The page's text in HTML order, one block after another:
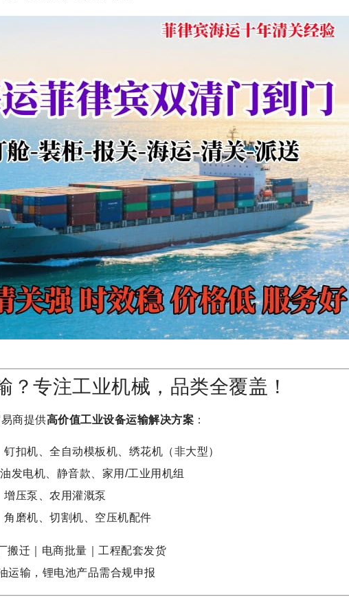
？专注工业机械，品类全覆盖！
商提供高价值工业设备运输解决方案 ：
钉扣机、全自动模板机、绣花机（非大型）
发电机、静音款、家用/工业用机组
增压泵、农用灌溉泵
角磨机、切割机、空压机配件
搬迁｜电商批量｜工程配套发货
运输，锂电池产品需合规申报